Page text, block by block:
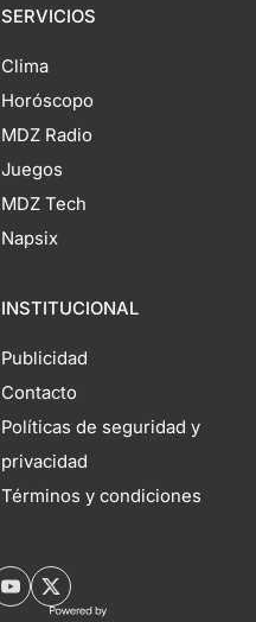
SERVICIOS
Clima
Horóscopo
MDZ Radio
Juegos
MDZ Tech
Napsix
INSTITUCIONAL
Publicidad
Contacto
Políticas de seguridad y
privacidad
Términos y condiciones